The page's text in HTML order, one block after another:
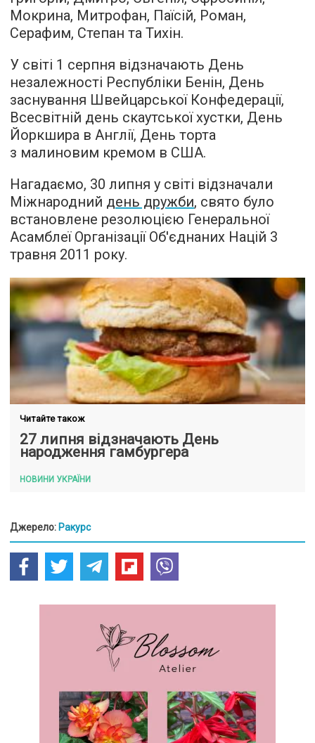
Мокрина, Митрофан, Паїсій, Роман,
Серафим, Степан та Тихін.
У світі 1 серпня відзначають День
незалежності Республіки Бенін, День
заснування Швейцарської Конфедерації,
Всесвітній день скаутської хустки, День
Йоркшира в Англії, День торта
з малиновим кремом в США.
Нагадаємо, 30 липня у світі відзначали
Міжнародний день дружби, свято було
встановлене резолюцією Генеральної
Асамблеї Організації Об'єднаних Націй 3
травня 2011 року.
Читайте також
27 липня відзначають День
народження гамбургера
НОВИНИ УКРАЇНИ
Джерело: Ракурс